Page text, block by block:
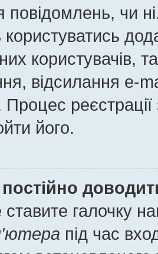
повідомлень, чи
користуватись
користувачів,
відсилання e-
Процес
його.
галочку
під час